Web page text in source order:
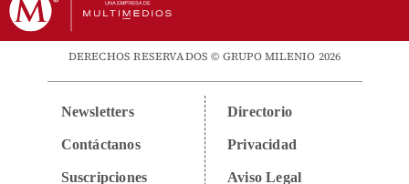
DERECHOS RESERVADOS © GRUPO MILENIO 2026
Newsletters
Contáctanos
Suscripciones
Directorio
Privacidad
Aviso Legal